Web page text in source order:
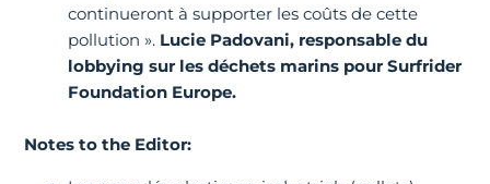
continueront à supporter les coûts de cette
pollution ». Lucie Padovani, responsable du
lobbying sur les déchets marins pour Surfrider
Foundation Europe.
Notes to the Editor: